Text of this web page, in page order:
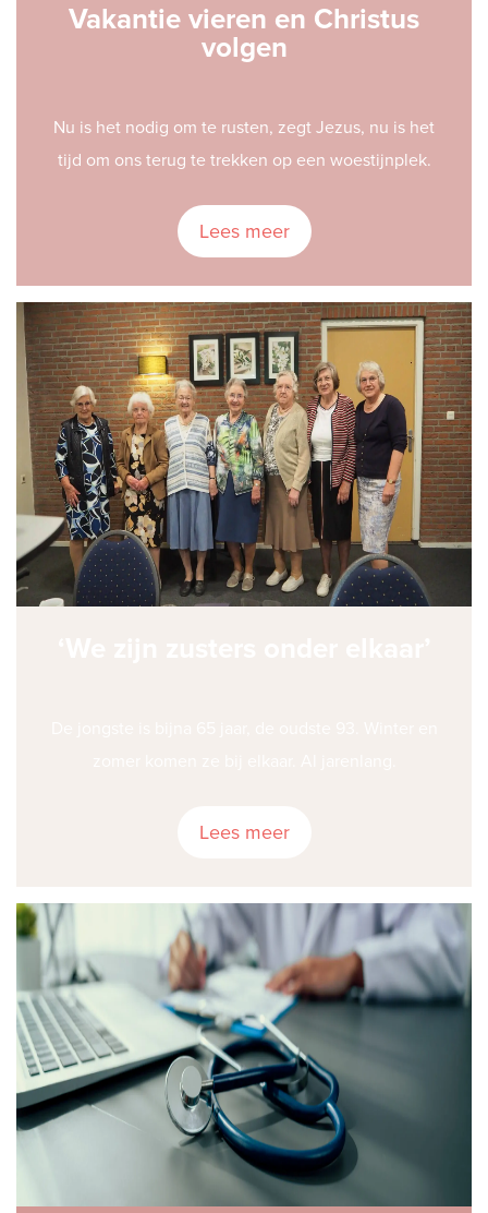
Vakantie vieren en Christus
volgen
Nu is het nodig om te rusten, zegt Jezus, nu is het
tijd om ons terug te trekken op een woestijnplek.
Lees meer
Lees meer